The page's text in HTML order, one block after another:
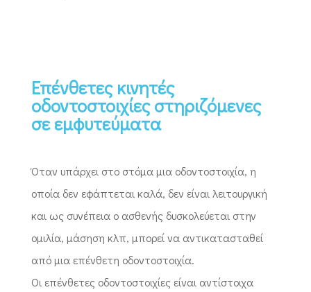
Επένθετες κινητές
οδοντοστοιχίες στηριζόμενες
σε εμφυτεύματα
Όταν υπάρχει στο στόμα μια οδοντοστοιχία, η
οποία δεν εφάπτεται καλά, δεν είναι λειτουργική
και ως συνέπεια ο ασθενής δυσκολεύεται στην
ομιλία, μάσηση κλπ, μπορεί να αντικατασταθεί
από μια επένθετη οδοντοστοιχία.
Οι επένθετες οδοντοστοιχίες είναι αντίστοιχα